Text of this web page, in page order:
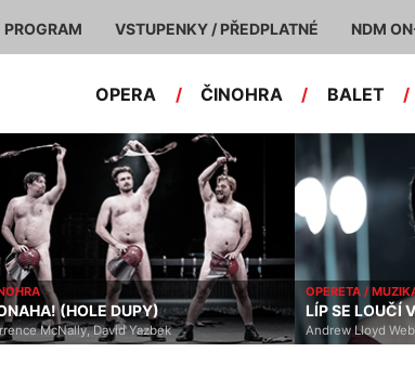
PROGRAM VSTUPENKY / PŘEDPLATNÉ NDM
OPERA / ČINOHRA / BALET /
/ MUZIKÁL
SE LOUČÍ V NEDĚLI
Lloyd Webber, Don Black
GOLDONI PO
DVOU PÁNŮ
Tomáš Svoboda